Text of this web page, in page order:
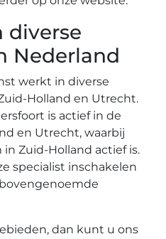
diverse
Nederland
werkt in diverse
Holland en Utrecht.
is actief in de
en Utrecht, waarbij
Zuid-Holland actief is.
specialist inschakelen
dan kunt u ons